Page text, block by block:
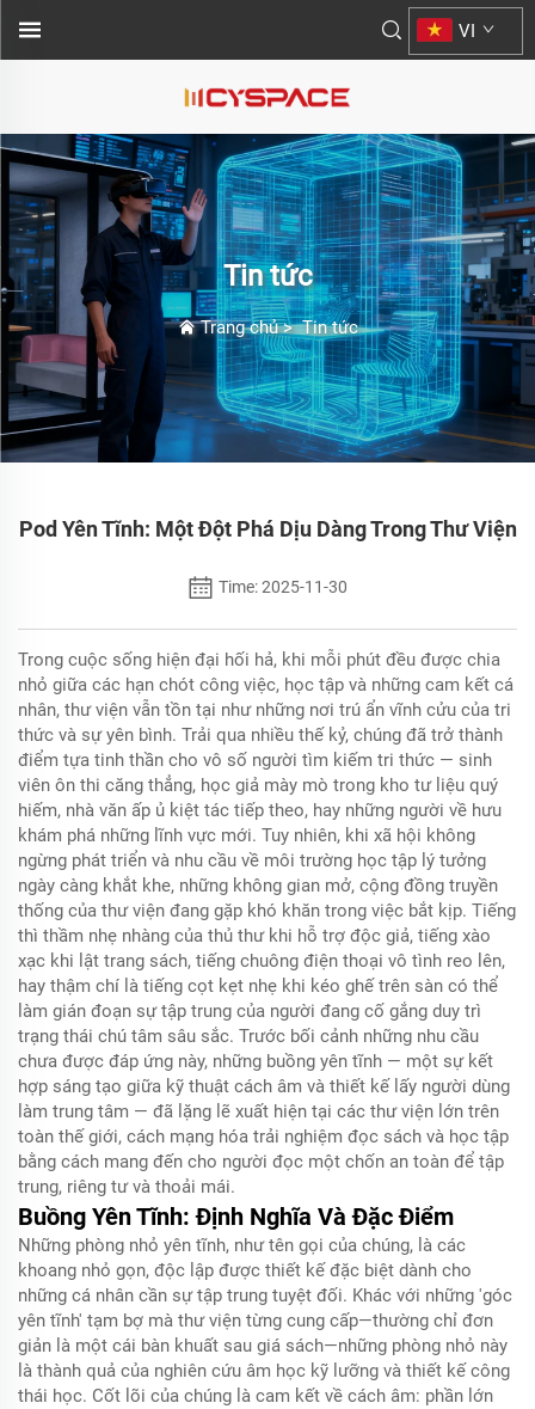
VI
Tin tức
Trang chủ>Tin tức
Pod Yên Tĩnh: Một Đột Phá Dịu Dàng Trong Thư Viện
Time: 2025-11-30
Trong cuộc sống hiện đại hối hả, khi mỗi phút đều được chia
nhỏ giữa các hạn chót công việc, học tập và những cam kết cá
nhân, thư viện vẫn tồn tại như những nơi trú ẩn vĩnh cửu của tri
thức và sự yên bình. Trải qua nhiều thế kỷ, chúng đã trở thành
điểm tựa tinh thần cho vô số người tìm kiếm tri thức — sinh
viên ôn thi căng thẳng, học giả mày mò trong kho tư liệu quý
hiếm, nhà văn ấp ủ kiệt tác tiếp theo, hay những người về hưu
khám phá những lĩnh vực mới. Tuy nhiên, khi xã hội không
ngừng phát triển và nhu cầu về môi trường học tập lý tưởng
ngày càng khắt khe, những không gian mở, cộng đồng truyền
thống của thư viện đang gặp khó khăn trong việc bắt kịp. Tiếng
thì thầm nhẹ nhàng của thủ thư khi hỗ trợ độc giả, tiếng xào
xạc khi lật trang sách, tiếng chuông điện thoại vô tình reo lên,
hay thậm chí là tiếng cọt kẹt nhẹ khi kéo ghế trên sàn có thể
làm gián đoạn sự tập trung của người đang cố gắng duy trì
trạng thái chú tâm sâu sắc. Trước bối cảnh những nhu cầu
chưa được đáp ứng này, những buồng yên tĩnh — một sự kết
hợp sáng tạo giữa kỹ thuật cách âm và thiết kế lấy người dùng
làm trung tâm — đã lặng lẽ xuất hiện tại các thư viện lớn trên
toàn thế giới, cách mạng hóa trải nghiệm đọc sách và học tập
bằng cách mang đến cho người đọc một chốn an toàn để tập
trung, riêng tư và thoải mái.
Buồng Yên Tĩnh: Định Nghĩa Và Đặc Điểm
Những phòng nhỏ yên tĩnh, như tên gọi của chúng, là các
khoang nhỏ gọn, độc lập được thiết kế đặc biệt dành cho
những cá nhân cần sự tập trung tuyệt đối. Khác với những 'góc
yên tĩnh' tạm bợ mà thư viện từng cung cấp—thường chỉ đơn
giản là một cái bàn khuất sau giá sách—những phòng nhỏ này
là thành quả của nghiên cứu âm học kỹ lưỡng và thiết kế công
thái học. Cốt lõi của chúng là cam kết về cách âm: phần lớn